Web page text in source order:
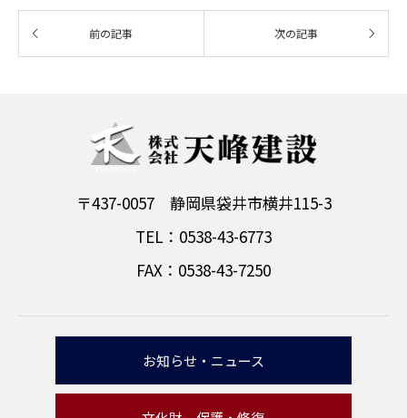
〒437-0057 静岡県袋井市横井115-3
TEL：0538-43-6773
FAX：0538-43-7250
お知らせ・ニュース